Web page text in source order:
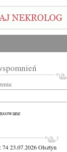
7423.07.2026Olsztyn